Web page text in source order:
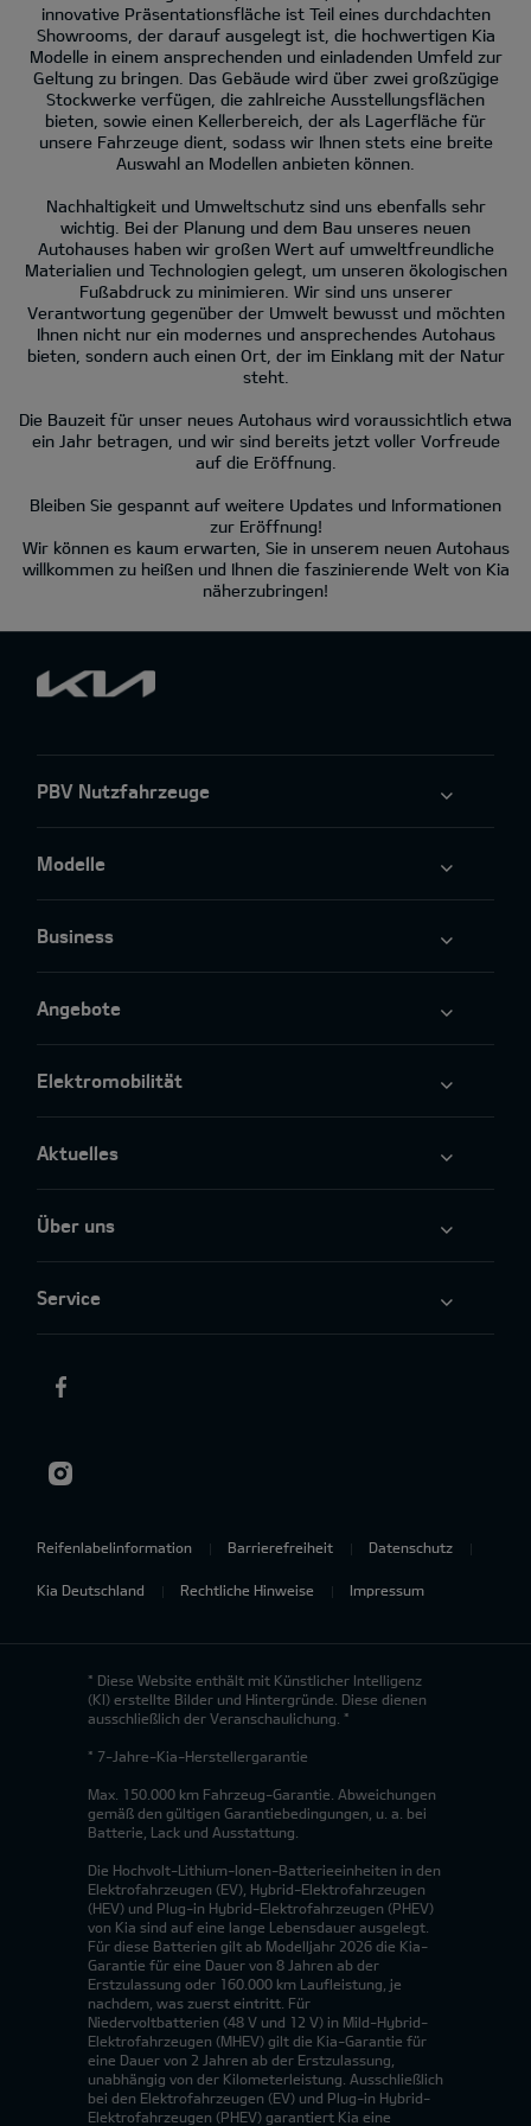
innovative Präsentationsfläche ist Teil eines durchdachten
Showrooms, der darauf ausgelegt ist, die hochwertigen Kia
Modelle in einem ansprechenden und einladenden Umfeld zur
Geltung zu bringen. Das Gebäude wird über zwei großzügige
Stockwerke verfügen, die zahlreiche Ausstellungsflächen
bieten, sowie einen Kellerbereich, der als Lagerfläche für
unsere Fahrzeuge dient, sodass wir Ihnen stets eine breite
Auswahl an Modellen anbieten können.
Nachhaltigkeit und Umweltschutz sind uns ebenfalls sehr
wichtig. Bei der Planung und dem Bau unseres neuen
Autohauses haben wir großen Wert auf umweltfreundliche
Materialien und Technologien gelegt, um unseren ökologischen
Fußabdruck zu minimieren. Wir sind uns unserer
Verantwortung gegenüber der Umwelt bewusst und möchten
Ihnen nicht nur ein modernes und ansprechendes Autohaus
bieten, sondern auch einen Ort, der im Einklang mit der Natur
steht.
Die Bauzeit für unser neues Autohaus wird voraussichtlich etwa
ein Jahr betragen, und wir sind bereits jetzt voller Vorfreude
auf die Eröffnung.
Bleiben Sie gespannt auf weitere Updates und Informationen
zur Eröffnung!
Wir können es kaum erwarten, Sie in unserem neuen Autohaus
willkommen zu heißen und Ihnen die faszinierende Welt von Kia
näherzubringen!
PBV Nutzfahrzeuge
Modelle
Business
Angebote
Elektromobilität
Aktuelles
Über uns
Service
Reifenlabelinformation Barrierefreiheit Datenschutz
Kia Deutschland Rechtliche Hinweise Impressum
* Diese Website enthält mit Künstlicher Intelligenz
(KI) erstellte Bilder und Hintergründe. Diese dienen
ausschließlich der Veranschaulichung. *
* 7-Jahre-Kia-Herstellergarantie
Max. 150.000 km Fahrzeug-Garantie. Abweichungen
gemäß den gültigen Garantiebedingungen, u. a. bei
Batterie, Lack und Ausstattung.
Die Hochvolt-Lithium-Ionen-Batterieeinheiten in den
Elektrofahrzeugen (EV), Hybrid-Elektrofahrzeugen
(HEV) und Plug-in Hybrid-Elektrofahrzeugen (PHEV)
von Kia sind auf eine lange Lebensdauer ausgelegt.
Für diese Batterien gilt ab Modelljahr 2026 die Kia-
Garantie für eine Dauer von 8 Jahren ab der
Erstzulassung oder 160.000 km Laufleistung, je
nachdem, was zuerst eintritt. Für
Niedervoltbatterien (48 V und 12 V) in Mild-Hybrid-
Elektrofahrzeugen (MHEV) gilt die Kia-Garantie für
eine Dauer von 2 Jahren ab der Erstzulassung,
unabhängig von der Kilometerleistung. Ausschließlich
bei den Elektrofahrzeugen (EV) und Plug-in Hybrid-
Elektrofahrzeugen (PHEV) garantiert Kia eine